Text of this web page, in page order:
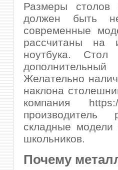
Размеры столов
должен быть
современные
рассчитаны на
ноутбука.
Желательно
наклона
компания
производитель
складные
школьников.
Почему